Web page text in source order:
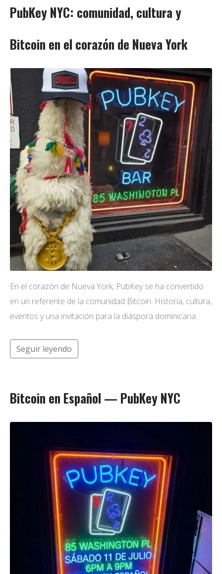
PubKey NYC: comunidad, cultura y
Bitcoin en el corazón de Nueva York
En el corazón de Nueva York, PubKey se ha convertido
en un referente de la comunidad Bitcoin. Historia, cultura,
eventos y una invitación para la diáspora dominicana.
Seguir leyendo
Bitcoin en Español — PubKey NYC